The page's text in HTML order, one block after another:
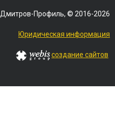
Дмитров-Профиль, © 2016-2026
Юридическая информация
создание сайтов